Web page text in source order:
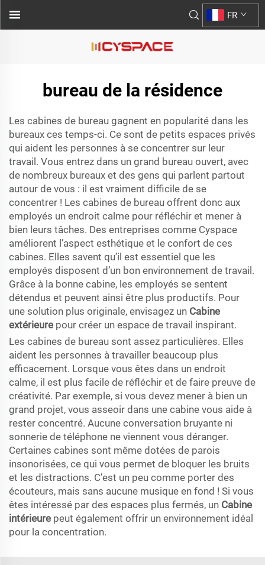
FR
bureau de la résidence
Les cabines de bureau gagnent en popularité dans les
bureaux ces temps-ci. Ce sont de petits espaces privés
qui aident les personnes à se concentrer sur leur
travail. Vous entrez dans un grand bureau ouvert, avec
de nombreux bureaux et des gens qui parlent partout
autour de vous : il est vraiment difficile de se
concentrer ! Les cabines de bureau offrent donc aux
employés un endroit calme pour réfléchir et mener à
bien leurs tâches. Des entreprises comme Cyspace
améliorent l’aspect esthétique et le confort de ces
cabines. Elles savent qu’il est essentiel que les
employés disposent d’un bon environnement de travail.
Grâce à la bonne cabine, les employés se sentent
détendus et peuvent ainsi être plus productifs. Pour
une solution plus originale, envisagez un Cabine
extérieure pour créer un espace de travail inspirant.
Les cabines de bureau sont assez particulières. Elles
aident les personnes à travailler beaucoup plus
efficacement. Lorsque vous êtes dans un endroit
calme, il est plus facile de réfléchir et de faire preuve de
créativité. Par exemple, si vous devez mener à bien un
grand projet, vous asseoir dans une cabine vous aide à
rester concentré. Aucune conversation bruyante ni
sonnerie de téléphone ne viennent vous déranger.
Certaines cabines sont même dotées de parois
insonorisées, ce qui vous permet de bloquer les bruits
et les distractions. C’est un peu comme porter des
écouteurs, mais sans aucune musique en fond ! Si vous
êtes intéressé par des espaces plus fermés, un Cabine
intérieure peut également offrir un environnement idéal
pour la concentration.